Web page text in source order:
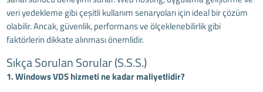
veri yedekleme gibi çeşitli kullanım senaryoları için ideal bir çözüm
olabilir. Ancak, güvenlik, performans ve ölçeklenebilirlik gibi
faktörlerin dikkate alınması önemlidir.
Sıkça Sorulan Sorular (S.S.S.)
1. Windows VDS hizmeti ne kadar maliyetlidir?